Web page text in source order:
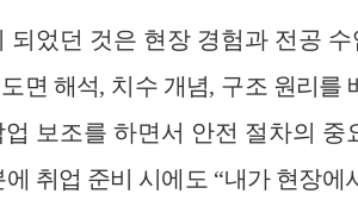
되었던 것은 현장 경험과 전공
면 해석, 치수 개념, 구조 원리를
보조를 하면서 안전 절차의 중
에 취업 준비 시에도 “내가 현장에